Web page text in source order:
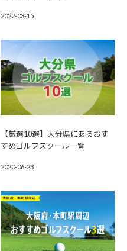
2022-03-15
【厳選10選】大分県にあるおす
すめゴルフスクール一覧
2020-06-23